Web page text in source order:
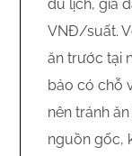
du lịch, giá
VNĐ/suất.
ăn trước tại
bảo có chỗ
nên tránh
nguồn gốc,